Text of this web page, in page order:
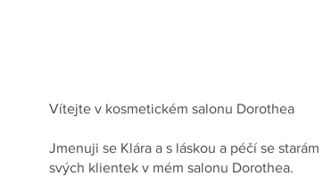
Vítejte v kosmetickém salonu Dorothea
Jmenuji se Klára a s láskou a péčí se
svých klientek v mém salonu Dorothea.